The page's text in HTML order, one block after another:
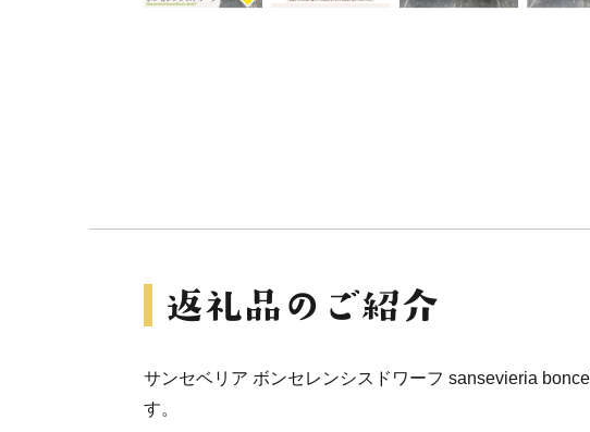
サンセベリア ボンセレンシスドワーフ sansevieria
す。